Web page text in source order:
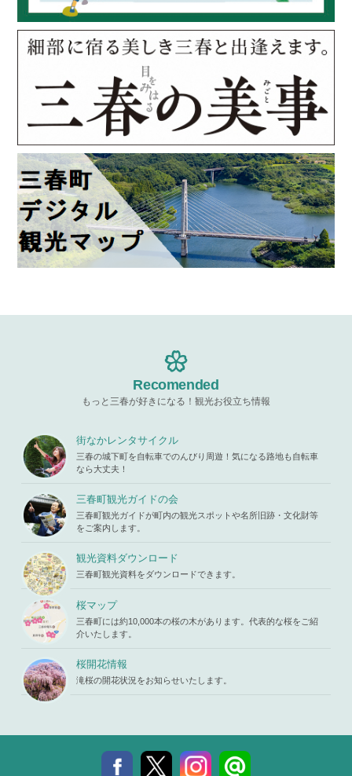
Recomended
もっと三春が好きになる！観光お役立ち情報
街なかレンタサイクル
三春の城下町を自転車でのんびり周遊！気になる路地も自転車
なら大丈夫！
三春町観光ガイドの会
三春町観光ガイドが町内の観光スポットや名所旧跡・文化財等
をご案内します。
観光資料ダウンロード
三春町観光資料をダウンロードできます。
桜マップ
三春町には約10,000本の桜の木があります。代表的な桜をご紹
介いたします。
桜開花情報
滝桜の開花状況をお知らせいたします。